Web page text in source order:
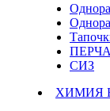
СИЗ
ХИМИЯ